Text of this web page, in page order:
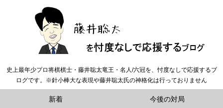
史上最年少プロ将棋棋士・藤井聡太竜王・名人/六冠を、忖度なしで応援するブ
ログです。※針小棒大な表現や藤井聡太氏の神格化は行っておりません
新着 今後の対局